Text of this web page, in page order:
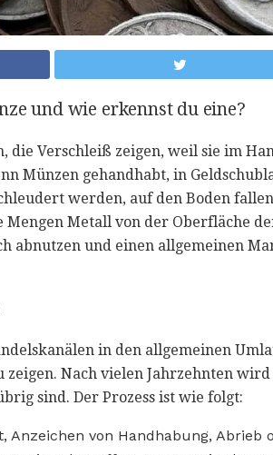
und wie erkennst du eine?
die Verschleiß zeigen, weil sie im
Münzen gehandhabt, in
werden, auf den Boden
Metall von der Oberfläche
abnutzen und einen allgemeinen
in den allgemeinen
zeigen. Nach vielen Jahrzehnten
sind. Der Prozess ist wie folgt:
Anzeichen von Handhabung, Abrieb